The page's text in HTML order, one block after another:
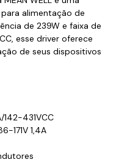
alimentação de
de 239W e faixa de
esse driver oferece
de seus dispositivos
431VCC
171V 1,4A